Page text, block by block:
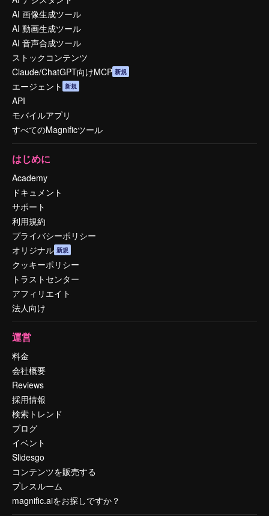
AI 画像生成ツール
AI 動画生成ツール
AI 音声合成ツール
ストックコンテンツ
Claude/ChatGPT向けMCP 新規
エージェント 新規
API
モバイルアプリ
すべてのMagnificツール
はじめに
Academy
ドキュメント
サポート
利用規約
プライバシーポリシー
オリジナル 新規
クッキーポリシー
トラストセンター
アフィリエイト
法人向け
運営
料金
会社概要
Reviews
採用情報
検索トレンド
ブログ
イベント
Slidesgo
コンテンツを販売する
プレスルーム
magnific.aiをお探しですか？